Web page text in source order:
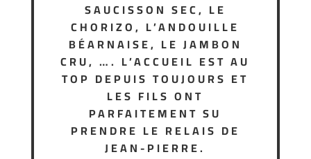
SAUCISSON SEC, LE
CHORIZO, L’ANDOUILLE
BÉARNAISE, LE JAMBON
CRU, …. L’ACCUEIL EST AU
TOP DEPUIS TOUJOURS ET
LES FILS ONT
PARFAITEMENT SU
PRENDRE LE RELAIS DE
JEAN-PIERRE.